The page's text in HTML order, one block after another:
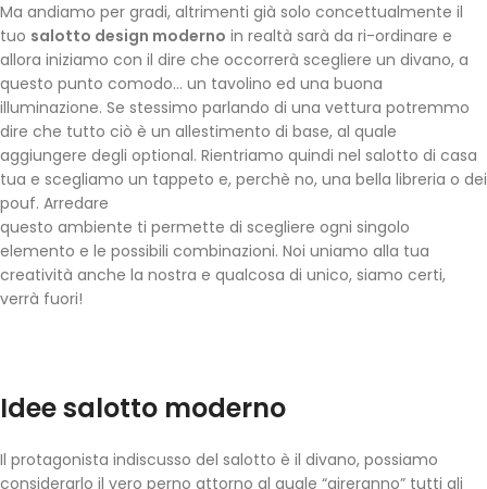
Ma andiamo per gradi, altrimenti già solo concettualmente il
tuo salotto design moderno in realtà sarà da ri-ordinare e
allora iniziamo con il dire che occorrerà scegliere un divano, a
questo punto comodo… un tavolino ed una buona
illuminazione. Se stessimo parlando di una vettura potremmo
dire che tutto ciò è un allestimento di base, al quale
aggiungere degli optional. Rientriamo quindi nel salotto di casa
tua e scegliamo un tappeto e, perchè no, una bella libreria o dei
pouf. Arredare
questo ambiente ti permette di scegliere ogni singolo
elemento e le possibili combinazioni. Noi uniamo alla tua
creatività anche la nostra e qualcosa di unico, siamo certi,
verrà fuori!
Idee salotto moderno
Il protagonista indiscusso del salotto è il divano, possiamo
considerarlo il vero perno attorno al quale “gireranno” tutti gli